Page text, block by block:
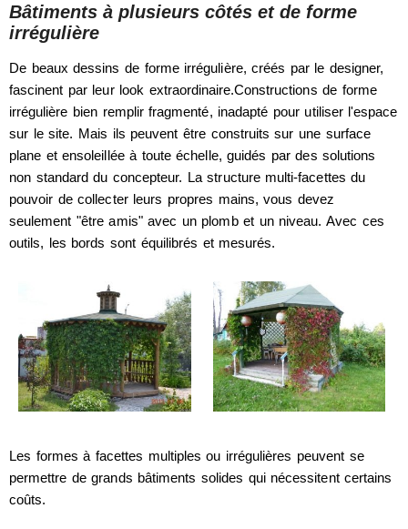
Bâtiments à plusieurs côtés et de forme
irrégulière
De beaux dessins de forme irrégulière, créés par le designer,
fascinent par leur look extraordinaire.Constructions de forme
irrégulière bien remplir fragmenté, inadapté pour utiliser l'espace
sur le site. Mais ils peuvent être construits sur une surface
plane et ensoleillée à toute échelle, guidés par des solutions
non standard du concepteur. La structure multi-facettes du
pouvoir de collecter leurs propres mains, vous devez
seulement "être amis" avec un plomb et un niveau. Avec ces
outils, les bords sont équilibrés et mesurés.
Les formes à facettes multiples ou irrégulières peuvent se
permettre de grands bâtiments solides qui nécessitent certains
coûts.